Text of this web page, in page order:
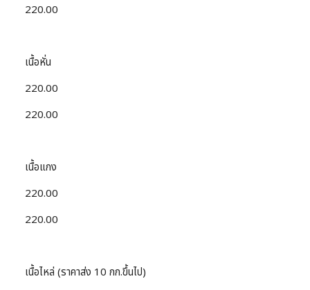
220.00
เนื้อหั่น
220.00
220.00
เนื้อแกง
220.00
220.00
เนื้อไหล่ (ราคาส่ง 10 กก.ขึ้นไป)